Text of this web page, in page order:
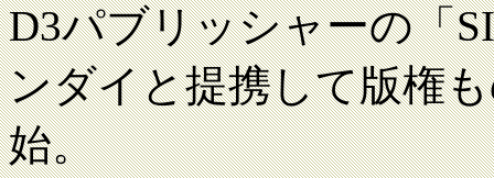
D3パブリッシャーの「
ンダイと提携して版権
始。